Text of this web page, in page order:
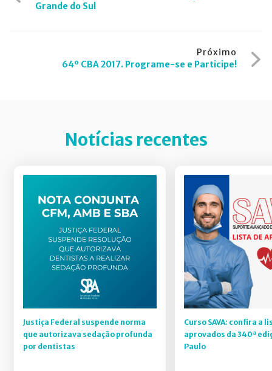
deGrande do Sul
Próximo
64º CBA 2017. Programe-se e Participe!
Notícias recentes
Justiça Federal suspende norma
que autorizava sedação profunda
por dentistas
Curso SAVA: confira a
aprovados da 340ª
Paulo